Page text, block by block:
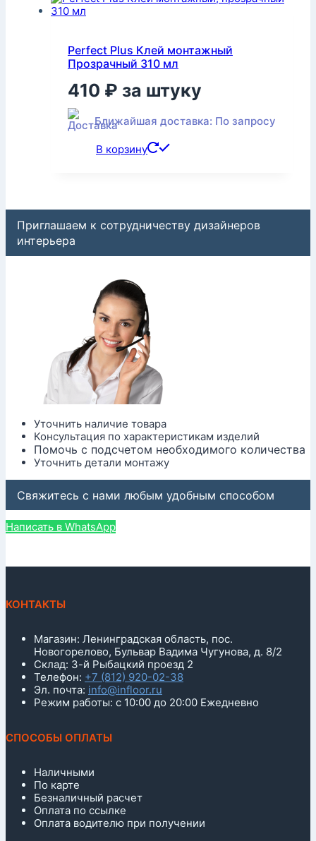
Perfect Plus Клей монтажный
Прозрачный 310 мл
410 ₽ за штуку
Ближайшая доставка: По запросу
В корзину
Приглашаем к сотрудничеству дизайнеров
интерьера
Уточнить наличие товара
Консультация по характеристикам изделий
Помочь с подсчетом необходимого количества
Уточнить детали монтажу
Свяжитесь с нами любым удобным способом
Написать в WhatsApp
КОНТАКТЫ
Магазин: Ленинградская область, пос.
Новогорелово, Бульвар Вадима Чугунова, д. 8/2
Склад: 3-й Рыбацкий проезд 2
Телефон: +7 (812) 920-02-38
Эл. почта: info@infloor.ru
Режим работы: с 10:00 до 20:00 Ежедневно
СПОСОБЫ ОПЛАТЫ
Наличными
По карте
Безналичный расчет
Оплата по ссылке
Оплата водителю при получении